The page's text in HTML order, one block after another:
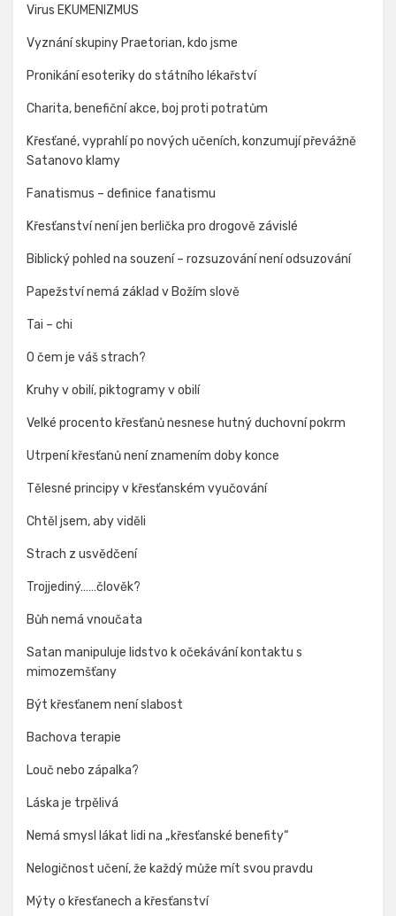
Virus EKUMENIZMUS
Vyznání skupiny Praetorian, kdo jsme
Pronikání esoteriky do státního lékařství
Charita, benefiční akce, boj proti potratům
Křesťané, vyprahlí po nových učeních, konzumují převážně
Satanovo klamy
Fanatismus – definice fanatismu
Křesťanství není jen berlička pro drogově závislé
Biblický pohled na souzení – rozsuzování není odsuzování
Papežství nemá základ v Božím slově
Tai – chi
O čem je váš strach?
Kruhy v obilí, piktogramy v obilí
Velké procento křesťanů nesnese hutný duchovní pokrm
Utrpení křesťanů není znamením doby konce
Tělesné principy v křesťanském vyučování
Chtěl jsem, aby viděli
Strach z usvědčení
Trojjediný……člověk?
Bůh nemá vnoučata
Satan manipuluje lidstvo k očekávání kontaktu s
mimozemšťany
Být křesťanem není slabost
Bachova terapie
Louč nebo zápalka?
Láska je trpělivá
Nemá smysl lákat lidi na „křesťanské benefity“
Nelogičnost učení, že každý může mít svou pravdu
Mýty o křesťanech a křesťanství